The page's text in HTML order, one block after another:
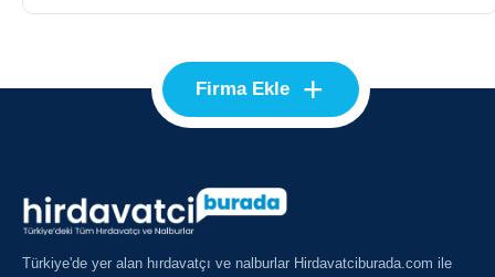
Firma Ekle +
Türkiye'de yer alan hırdavatçı ve nalburlar Hirdavatciburada.com ile